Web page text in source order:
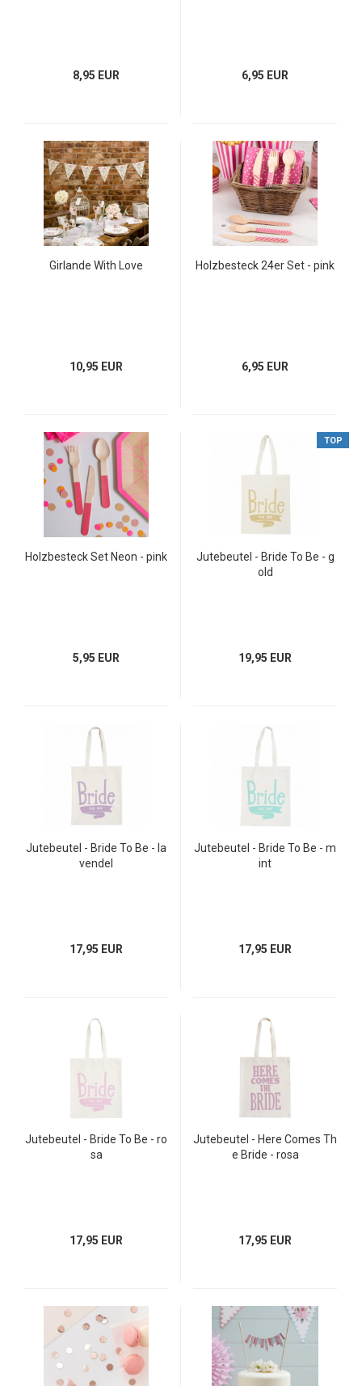
8,95 EUR 6,95 EUR
Girlande With Love
10,95 EUR
Holzbesteck 24er Set - pink
6,95 EUR
Holzbesteck Set Neon - pink
5,95 EUR
TOP
Jutebeutel - Bride To Be - g
old
19,95 EUR
Jutebeutel - Bride To Be - la
vendel
17,95 EUR
Jutebeutel - Bride To Be - m
int
17,95 EUR
Jutebeutel - Bride To Be - ro
sa
17,95 EUR
Jutebeutel - Here Comes Th
e Bride - rosa
17,95 EUR